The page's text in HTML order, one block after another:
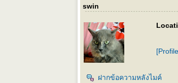
swin
ฝากข้อความหลังไมค์